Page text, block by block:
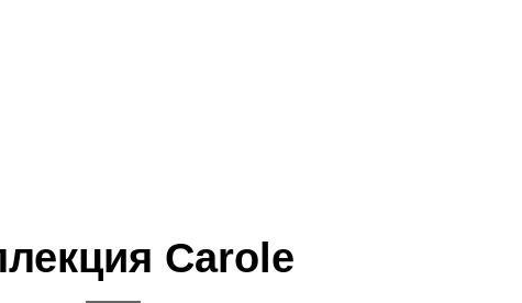
Carole